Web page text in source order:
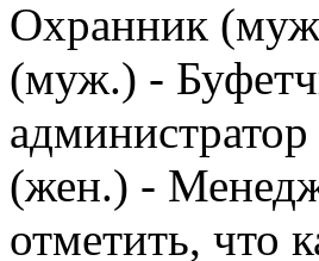
Охранник
(муж.) -
(жен.) -
отметить, что